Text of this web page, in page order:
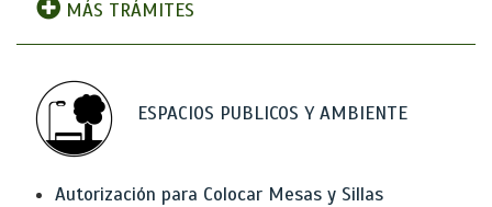
MÁS TRÁMITES
ESPACIOS PUBLICOS Y AMBIENTE
Autorización para Colocar Mesas y Sillas